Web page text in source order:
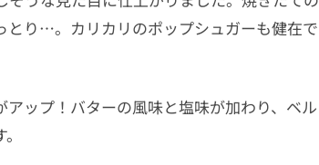
とり…。カリカリのポップシュガーも健在で
ップ！バターの風味と塩味が加わり、ベル